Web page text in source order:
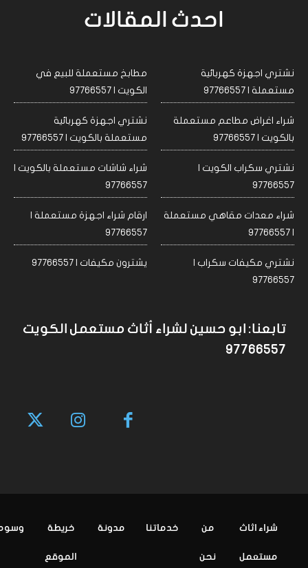
احدث المقالات
نشتري اجهزة كهربائية
مستعملة | 97766557
مطابخ مستعملة للبيع في
الكويت | 97766557
شراء اغراض مطاعم مستعملة
بالكويت | 97766557
نشتري اجهزة كهربائية
مستعملة بالكويت | 97766557
نشتري سكراب الكويت |
97766557
شراء شاشات مستعملة بالكويت |
97766557
شراء معدات مقاهي مستعملة
| 97766557
ارقام شراء اجهزة مستعملة |
97766557
نشتري مكيفات سكراب |
97766557
يشترون مكيفات | 97766557
تابعنا: ابو حسين لشراء أثاث مستعمل الكويت
97766557
شراء اثاث
مستعمل
من
نحن
خدماتنا مدونة خريطة
الموقع